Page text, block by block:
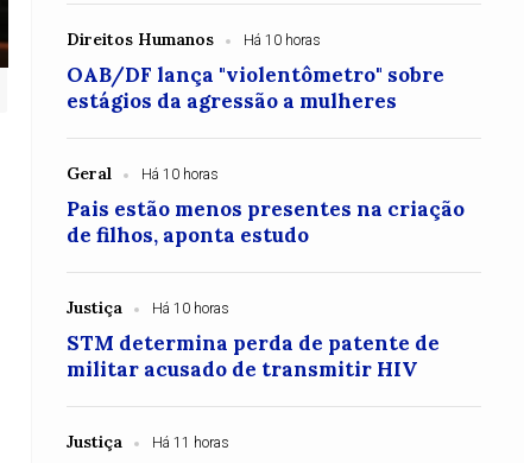
Direitos Humanos Há 10 horas
OAB/DF lança "violentômetro" sobre
estágios da agressão a mulheres
Geral Há 10 horas
Pais estão menos presentes na criação
de filhos, aponta estudo
Justiça Há 10 horas
STM determina perda de patente de
militar acusado de transmitir HIV
Justiça Há 11 horas